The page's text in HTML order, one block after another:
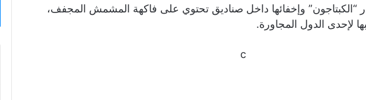
وإخفائها داخل صناديق تحتوي على فاكهة المشمش المجفف،
لإحدى الدول المجاورة.
c